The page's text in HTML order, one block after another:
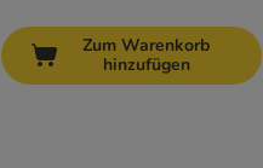
Zum Warenkorb
hinzufügen